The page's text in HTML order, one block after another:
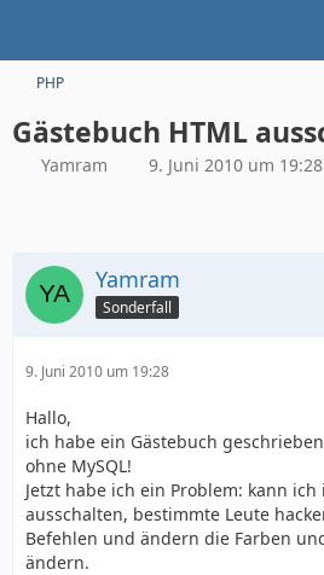
PHP
Gästebuch HTML
Yamram 9. Juni 2010 um 19:28
Yamram
Sonderfall
9. Juni 2010 um 19:28
Hallo,
ich habe ein Gästebuch
ohne MySQL!
Jetzt habe ich ein Problem: kann
ausschalten, bestimmte Leute
Befehlen und ändern die Farben
ändern.